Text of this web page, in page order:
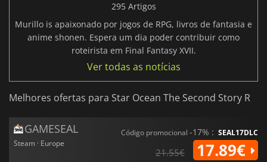
295 Artigos
Murillo is apaixonado por jogos de RPG, livros de fantasia e
anime shonen. Espera um dia poder contribuir como
roteirista em Final Fantasy XVII.
Ver todas as notícias
Melhores ofertas para Star Ocean The Second Story R
GAMESEAL
Steam · Europe
Código promocional -17% : SEAL17DLC
21.55€ 17.89€